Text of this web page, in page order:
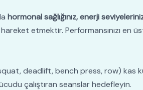
hormonal sağlığınız, enerji
etmektir. Performansınızı en
deadlift, bench press, row) kas
çalıştıran seanslar hedefleyin.